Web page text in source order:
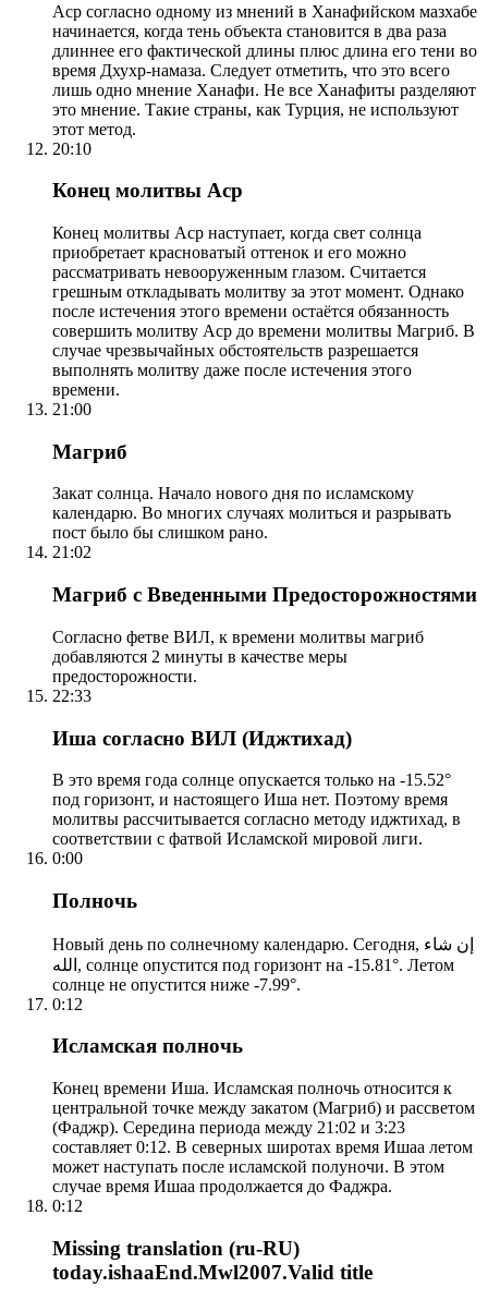
Аср согласно одному из мнений в Ханафийском мазхабе
начинается, когда тень объекта становится в два раза
длиннее его фактической длины плюс длина его тени во
время Дхухр-намаза. Следует отметить, что это всего
лишь одно мнение Ханафи. Не все Ханафиты разделяют
это мнение. Такие страны, как Турция, не используют
этот метод.
20:10
Конец молитвы Аср
Конец молитвы Аср наступает, когда свет солнца
приобретает красноватый оттенок и его можно
рассматривать невооруженным глазом. Считается
грешным откладывать молитву за этот момент. Однако
после истечения этого времени остаётся обязанность
совершить молитву Аср до времени молитвы Магриб. В
случае чрезвычайных обстоятельств разрешается
выполнять молитву даже после истечения этого
времени.
21:00
Магриб
Закат солнца. Начало нового дня по исламскому
календарю. Во многих случаях молиться и разрывать
пост было бы слишком рано.
21:02
Магриб с Введенными Предосторожностями
Согласно фетве ВИЛ, к времени молитвы магриб
добавляются 2 минуты в качестве меры
предосторожности.
22:33
Иша согласно ВИЛ (Иджтихад)
В это время года солнце опускается только на -15.52°
под горизонт, и настоящего Иша нет. Поэтому время
молитвы рассчитывается согласно методу иджтихад, в
соответствии с фатвой Исламской мировой лиги.
0:00
Полночь
Новый день по солнечному календарю. Сегодня, إن شاء
الله, солнце опустится под горизонт на -15.81°. Летом
солнце не опустится ниже -7.99°.
0:12
Исламская полночь
Конец времени Иша. Исламская полночь относится к
центральной точке между закатом (Магриб) и рассветом
(Фаджр). Середина периода между 21:02 и 3:23
составляет 0:12. В северных широтах время Ишаа летом
может наступать после исламской полуночи. В этом
случае время Ишаа продолжается до Фаджра.
0:12
Missing translation (ru-RU)
today.ishaaEnd.Mwl2007.Valid title